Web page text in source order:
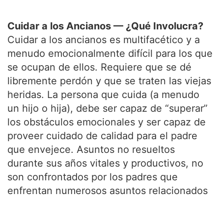
Cuidar a los Ancianos — ¿Qué Involucra?
Cuidar a los ancianos es multifacético y a
menudo emocionalmente difícil para los que
se ocupan de ellos. Requiere que se dé
libremente perdón y que se traten las viejas
heridas. La persona que cuida (a menudo
un hijo o hija), debe ser capaz de “superar”
los obstáculos emocionales y ser capaz de
proveer cuidado de calidad para el padre
que envejece. Asuntos no resueltos
durante sus años vitales y productivos, no
son confrontados por los padres que
enfrentan numerosos asuntos relacionados